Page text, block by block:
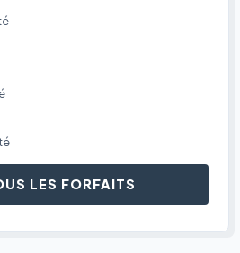
LES FORFAITS